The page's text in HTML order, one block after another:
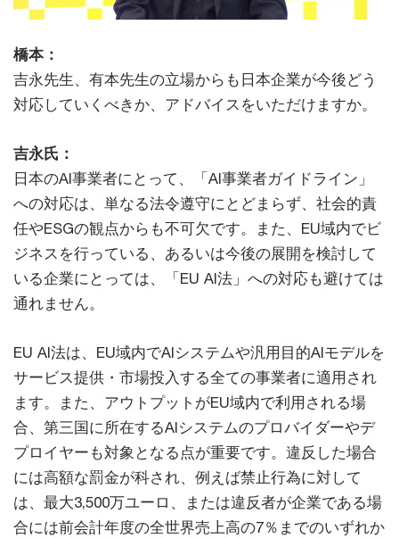
橋本：
吉永先生、有本先生の立場からも日本企業が今後どう
対応していくべきか、アドバイスをいただけますか。
吉永氏：
日本のAI事業者にとって、「AI事業者ガイドライン」
への対応は、単なる法令遵守にとどまらず、社会的責
任やESGの観点からも不可欠です。また、EU域内でビ
ジネスを行っている、あるいは今後の展開を検討して
いる企業にとっては、「EU AI法」への対応も避けては
通れません。
EU AI法は、EU域内でAIシステムや汎用目的AIモデルを
サービス提供・市場投入する全ての事業者に適用され
ます。また、アウトプットがEU域内で利用される場
合、第三国に所在するAIシステムのプロバイダーやデ
プロイヤーも対象となる点が重要です。違反した場合
には高額な罰金が科され、例えば禁止行為に対して
は、最大3,500万ユーロ、または違反者が企業である場
合には前会計年度の全世界売上高の7％までのいずれか